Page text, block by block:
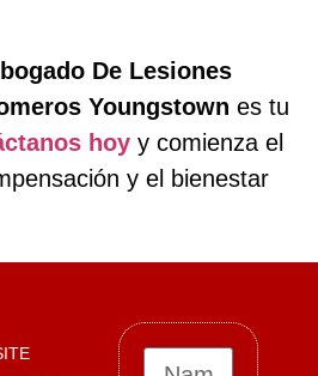
De Lesiones
Youngstown es tu
hoy y comienza el
y el bienestar